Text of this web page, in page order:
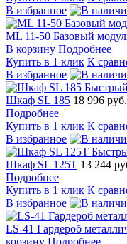
В избранное
ML 11-50 Базовый
В корзину Подробнее
Купить в 1 клик К
В избранное
Шкаф SL 185 18 996 руб.
Подробнее
Купить в 1 клик К
В избранное
Шкаф SL 125T 13 244
Подробнее
Купить в 1 клик К
В избранное
LS-41 Гардероб
корзину Подробнее